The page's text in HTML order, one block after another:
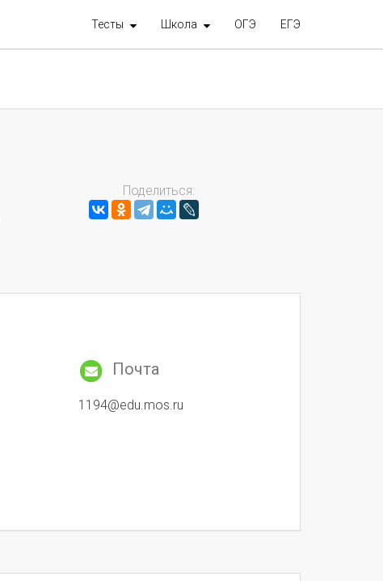
Тесты Школа ОГЭ ЕГЭ
Поделиться:
Почта
1194@edu.mos.ru